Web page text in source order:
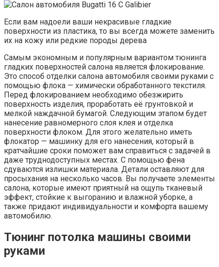
Если вам надоели ваши некрасивые гладкие
поверхности из пластика, то вы всегда можете заменить
их на кожу или редкие породы дерева
Самым экономным и популярным вариантом тюнинга
гладких поверхностей салона является флокирование.
Это способ отделки салона автомобиля своими руками с
помощью флока — химически обработанного текстиля.
Перед флокированием необходимо обезжирить
поверхность изделия, проработать её грунтовкой и
мелкой наждачной бумагой. Следующим этапом будет
нанесение равномерного слоя клея и отделка
поверхности флоком. Для этого желательно иметь
флокатор — машинку для его нанесения, который в
кратчайшие сроки поможет вам справиться с задачей в
даже труднодоступных местах. С помощью фена
сдуваются излишки материала. Детали оставляют для
просыхания на несколько часов. Вы получаете элементы
салона, которые имеют приятный на ощупь тканевый
эффект, стойкие к выгоранию и влажной уборке, а
также придают индивидуальности и комфорта вашему
автомобилю.
Тюнинг потолка машины своими
руками